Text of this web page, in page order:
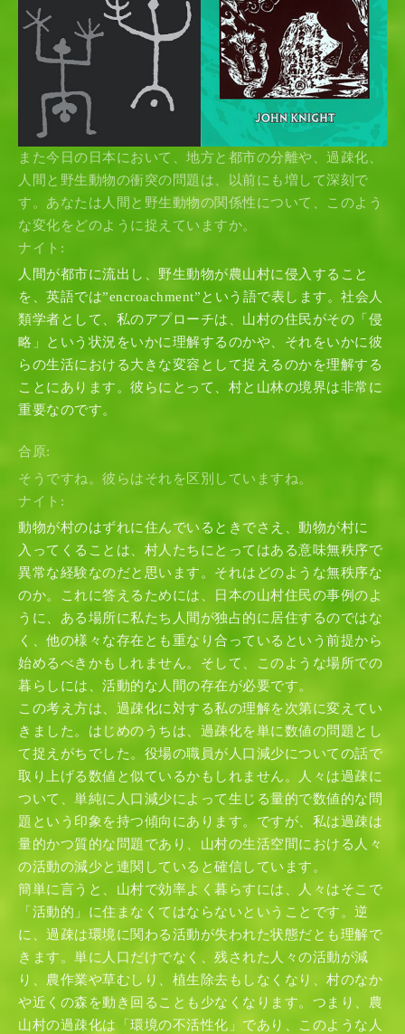
また今日の日本において、地方と都市の分離や、過疎化、
人間と野生動物の衝突の問題は、以前にも増して深刻で
す。あなたは人間と野生動物の関係性について、このよう
な変化をどのように捉えていますか。
ナイト:
人間が都市に流出し、野生動物が農山村に侵入すること
を、英語では”encroachment”という語で表します。社会人
類学者として、私のアプローチは、山村の住民がその「侵
略」という状況をいかに理解するのかや、それをいかに彼
らの生活における大きな変容として捉えるのかを理解する
ことにあります。彼らにとって、村と山林の境界は非常に
重要なのです。
合原:
そうですね。彼らはそれを区別していますね。
ナイト:
動物が村のはずれに住んでいるときでさえ、動物が村に
入ってくることは、村人たちにとってはある意味無秩序で
異常な経験なのだと思います。それはどのような無秩序な
のか。これに答えるためには、日本の山村住民の事例のよ
うに、ある場所に私たち人間が独占的に居住するのではな
く、他の様々な存在とも重なり合っているという前提から
始めるべきかもしれません。そして、このような場所での
暮らしには、活動的な人間の存在が必要です。
この考え方は、過疎化に対する私の理解を次第に変えてい
きました。はじめのうちは、過疎化を単に数値の問題とし
て捉えがちでした。役場の職員が人口減少についての話で
取り上げる数値と似ているかもしれません。人々は過疎に
ついて、単純に人口減少によって生じる量的で数値的な問
題という印象を持つ傾向にあります。ですが、私は過疎は
量的かつ質的な問題であり、山村の生活空間における人々
の活動の減少と連関していると確信しています。
簡単に言うと、山村で効率よく暮らすには、人々はそこで
「活動的」に住まなくてはならないということです。逆
に、過疎は環境に関わる活動が失われた状態だとも理解で
きます。単に人口だけでなく、残された人々の活動が減
り、農作業や草むしり、植生除去もしなくなり、村のなか
や近くの森を動き回ることも少なくなります。つまり、農
山村の過疎化は「環境の不活性化」であり、このような人